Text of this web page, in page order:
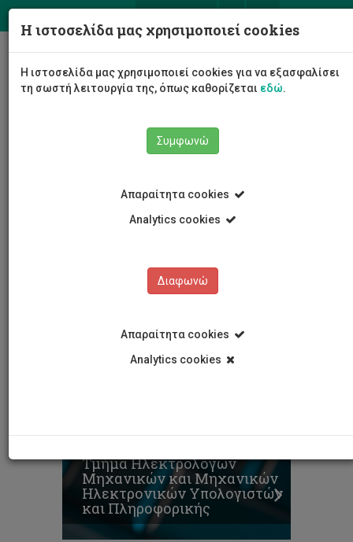
Σχολή Μηχανικής και Τεχνολογίας
Τμήμα Ηλεκτρολόγων
Μηχανικών και Μηχανικών
Ηλεκτρονικών Υπολογιστών
και Πληροφορικής
Η ιστοσελίδα μας χρησιμοποιεί cookies
Η ιστοσελίδα μας χρησιμοποιεί cookies για να εξασφαλίσει
τη σωστή λειτουργία της, όπως καθορίζεται εδώ.
Συμφωνώ
Απαραίτητα cookies
Analytics cookies
Διαφωνώ
Απαραίτητα cookies
Analytics cookies